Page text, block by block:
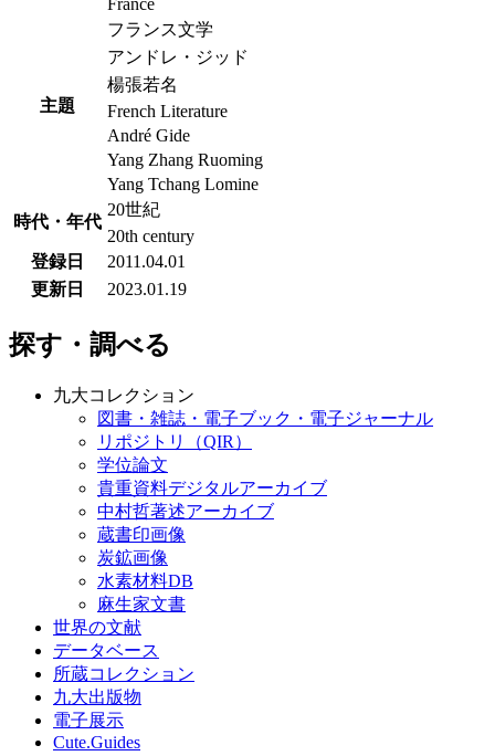
France
主題
フランス文学
アンドレ・ジッド
楊張若名
French Literature
André Gide
Yang Zhang Ruoming
Yang Tchang Lomine
時代・年代
20世紀
20th century
登録日
2011.04.01
更新日
2023.01.19
探す・調べる
九大コレクション
図書・雑誌・電子ブック・電子ジャーナル
リポジトリ（QIR）
学位論文
貴重資料デジタルアーカイブ
中村哲著述アーカイブ
蔵書印画像
炭鉱画像
水素材料DB
麻生家文書
世界の文献
データベース
所蔵コレクション
九大出版物
電子展示
Cute.Guides